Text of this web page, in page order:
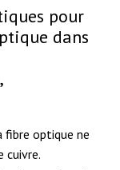
pour
dans
fibre optique ne
cuivre.